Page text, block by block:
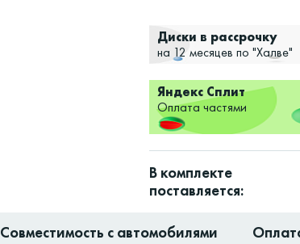
Диски в рассрочку
на 12 месяцев по "Халве"
Яндекс Сплит
Оплата частями
В комплекте
поставляется:
Совместимость с автомобилями